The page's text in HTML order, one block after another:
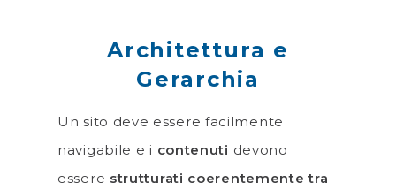
Architettura e
Gerarchia
Un sito deve essere facilmente
navigabile e i contenuti devono
essere strutturati coerentemente tra